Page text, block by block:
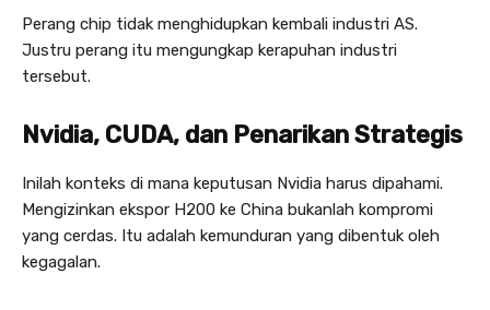
Perang chip tidak menghidupkan kembali industri AS.
Justru perang itu mengungkap kerapuhan industri
tersebut.
Nvidia, CUDA, dan Penarikan Strategis
Inilah konteks di mana keputusan Nvidia harus dipahami.
Mengizinkan ekspor H200 ke China bukanlah kompromi
yang cerdas. Itu adalah kemunduran yang dibentuk oleh
kegagalan.